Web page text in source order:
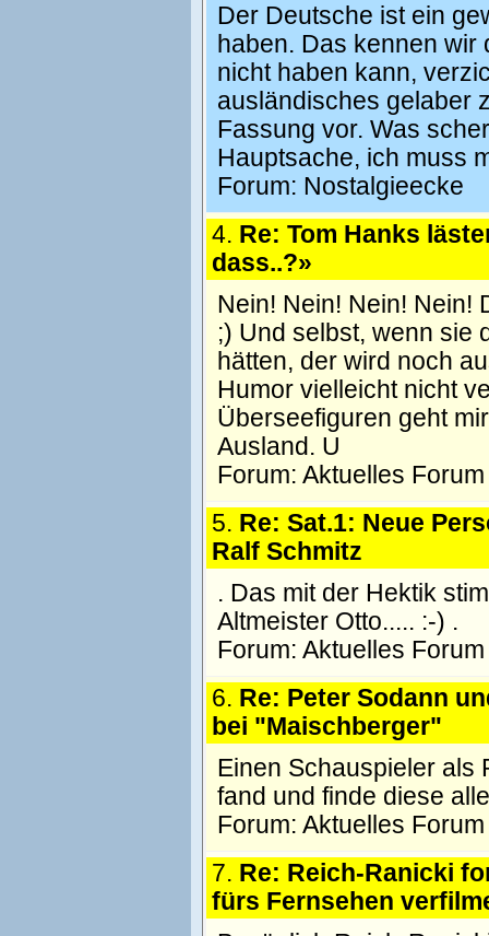
Der Deutsche ist ein
haben. Das kennen
nicht haben kann,
ausländisches gelaber
Fassung vor. Was
Hauptsache, ich muss
Forum: Nostalgieecke
4. Re: Tom Hanks
dass..?»
Nein! Nein! Nein! Nein!
;) Und selbst, wenn sie
hätten, der wird noch
Humor vielleicht nicht
Überseefiguren geht
Ausland. U
Forum: Aktuelles Forum
5. Re: Sat.1: Neue
Ralf Schmitz
. Das mit der Hektik
Altmeister Otto..... :-) .
Forum: Aktuelles Forum
6. Re: Peter Sodann
bei "Maischberger"
Einen Schauspieler als
fand und finde diese
Forum: Aktuelles Forum
7. Re: Reich-Ranicki
fürs Fernsehen